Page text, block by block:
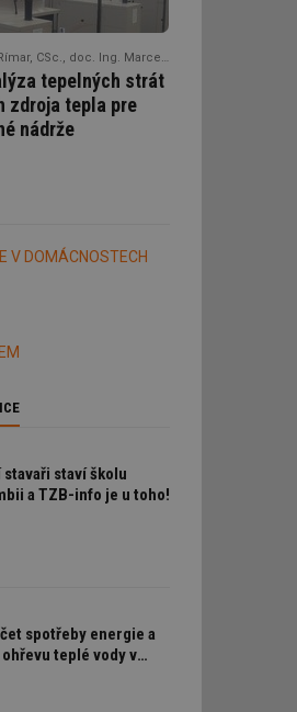
prof. Ing. Miroslav Rímar, CSc., doc. Ing. Marcel Fedák, PhD., Ing. Michal Šmajda, PhD., Ing. Tomaš Hrebík, Ing. Andrii Kulikov, Ph.D.,
tepelných strát
zdroja tepla pre
nádrže
V DOMÁCNOSTECH
stavaři staví školu
a TZB-info je u toho!
spotřeby energie a
teplé vody v